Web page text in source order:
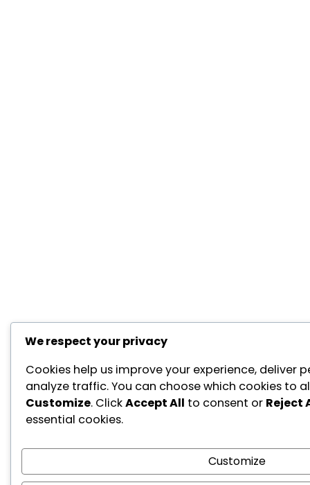
We respect your privacy
Cookies help us improve your experience, deliver
analyze traffic. You can choose which cookies to
Customize. ClickAccept All to consent or Reject
essential cookies.
Customize